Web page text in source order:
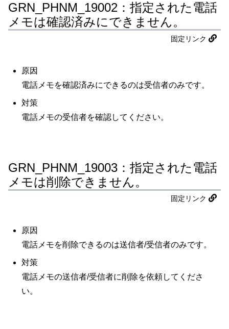
GRN_PHNM_19002：指定された電話
メモは確認済みにできません。
固定リンク
原因
電話メモを確認済みにできるのは受信者のみです。
対策
電話メモの受信者を確認してください。
GRN_PHNM_19003：指定された電話
メモは削除できません。
固定リンク
原因
電話メモを削除できるのは送信者/受信者のみです。
対策
電話メモの送信者/受信者に削除を依頼してくださ
い。